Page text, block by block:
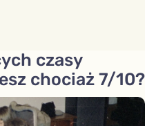
czasy
chociaż 7/10?